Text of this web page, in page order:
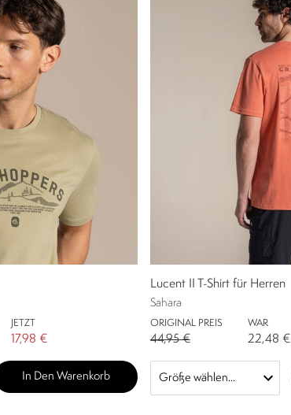
JETZT
17,98 €
In Den Warenkorb
Lucent II T-Shirt für Herren
Sahara
ORIGINAL PREIS
44,95 €
WAR
22,48 €